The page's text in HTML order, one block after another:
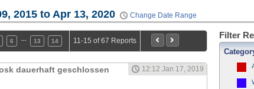
2015 to Apr 13, 2020 Change Date Range
6 13 14 11-15 of 67 Reports
dauerhaft geschlossen 12:12 Jan 17, 2019
Filter